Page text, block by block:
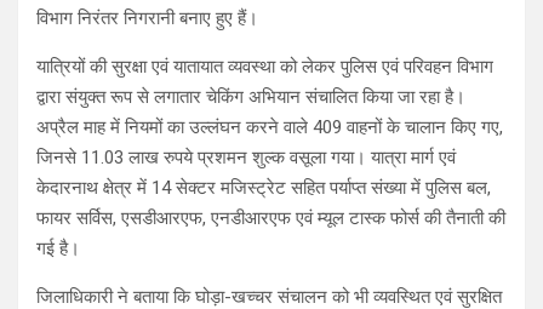
विभाग निरंतर निगरानी बनाए हुए हैं।
यात्रियों की सुरक्षा एवं यातायात व्यवस्था को लेकर पुलिस एवं परिवहन विभाग
द्वारा संयुक्त रूप से लगातार चेकिंग अभियान संचालित किया जा रहा है।
अप्रैल माह में नियमों का उल्लंघन करने वाले 409 वाहनों के चालान किए गए,
जिनसे 11.03 लाख रुपये प्रशमन शुल्क वसूला गया। यात्रा मार्ग एवं
केदारनाथ क्षेत्र में 14 सेक्टर मजिस्ट्रेट सहित पर्याप्त संख्या में पुलिस बल,
फायर सर्विस, एसडीआरएफ, एनडीआरएफ एवं म्यूल टास्क फोर्स की तैनाती की
गई है।
जिलाधिकारी ने बताया कि घोड़ा-खच्चर संचालन को भी व्यवस्थित एवं सुरक्षित